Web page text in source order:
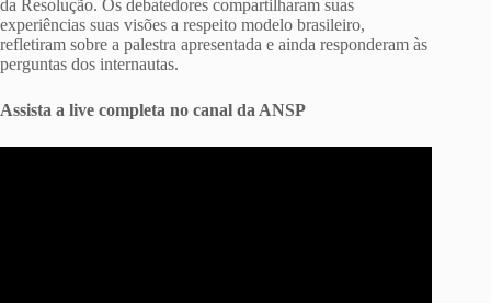
da Resolução. Os debatedores compartilharam suas
experiências suas visões a respeito modelo brasileiro,
refletiram sobre a palestra apresentada e ainda responderam às
perguntas dos internautas.
Assista a live completa no canal da ANSP